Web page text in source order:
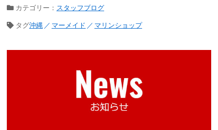
カテゴリー： スタッフブログ
タグ沖縄 マーメイド マリンショップ